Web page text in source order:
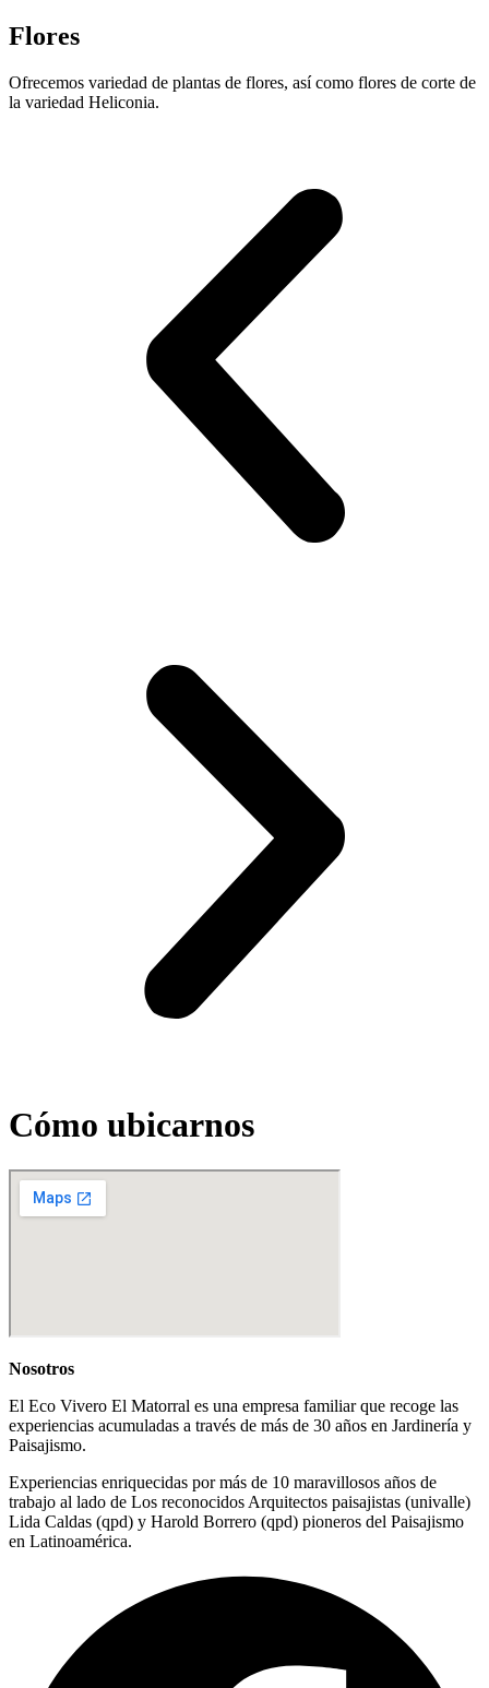
Flores
Ofrecemos variedad de plantas de flores, así como flores de corte de
la variedad Heliconia.
Cómo ubicarnos
Nosotros
El Eco Vivero El Matorral es una empresa familiar que recoge las
experiencias acumuladas a través de más de 30 años en Jardinería y
Paisajismo.
Experiencias enriquecidas por más de 10 maravillosos años de
trabajo al lado de Los reconocidos Arquitectos paisajistas (univalle)
Lida Caldas (qpd) y Harold Borrero (qpd) pioneros del Paisajismo
en Latinoamérica.